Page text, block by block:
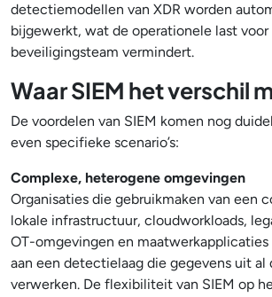
detectiemodellen van XDR worden
bijgewerkt, wat de operationele last
beveiligingsteam vermindert.
Waar SIEM het verschil
De voordelen van SIEM komen nog
even specifieke scenario’s:
Complexe, heterogene omgevingen
Organisaties die gebruikmaken van een
lokale infrastructuur, cloudworkloads,
OT-omgevingen en
aan een detectielaag die gegevens uit al
verwerken. De flexibiliteit van SIEM op